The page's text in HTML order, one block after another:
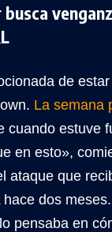
busca
de
La semana
cuando estuve
en esto»,
ataque que
dos
pensaba en